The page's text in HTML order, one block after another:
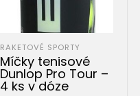
RAKETOVÉ SPORTY
Míčky tenisové
Dunlop Pro Tour –
4 ks v dóze